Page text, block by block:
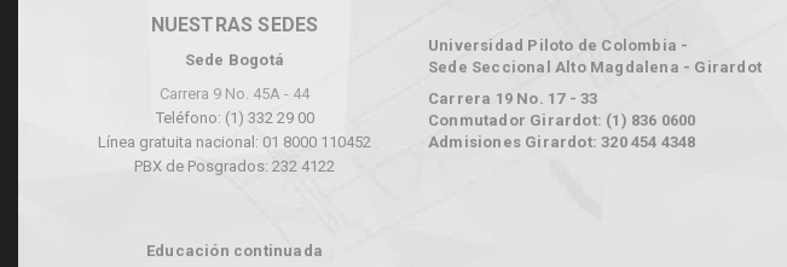
NUESTRAS SEDES
Sede Bogotá
Carrera 9 No. 45A - 44
Teléfono: (1) 332 29 00
Línea gratuita nacional: 01 8000 110452
PBX de Posgrados: 232 4122
Educación continuada
Universidad Piloto de Colombia -
Sede Seccional Alto Magdalena - Girardot
Carrera 19 No. 17 - 33
Conmutador Girardot: (1) 836 0600
Admisiones Girardot: 320 454 4348